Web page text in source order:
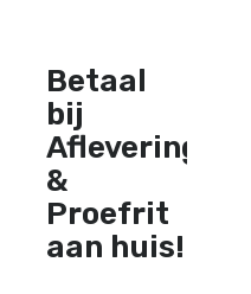
Betaal
bij
Aflevering
&
Proefrit
aan huis!